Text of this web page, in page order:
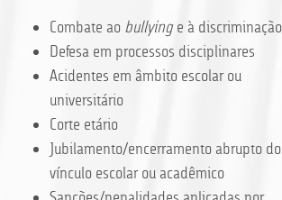
Combate ao bullyinge à discriminação
Defesa em processos disciplinares
Acidentes em âmbito escolar ou
universitário
Corte etário
Jubilamento/encerramento abrupto do
vínculo escolar ou acadêmico